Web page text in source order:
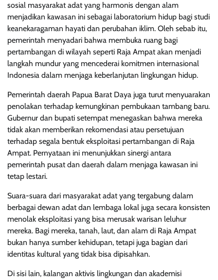
sosial masyarakat adat yang harmonis dengan alam
menjadikan kawasan ini sebagai laboratorium hidup bagi studi
keanekaragaman hayati dan perubahan iklim. Oleh sebab itu,
pemerintah menyadari bahwa membuka ruang bagi
pertambangan di wilayah seperti Raja Ampat akan menjadi
langkah mundur yang mencederai komitmen internasional
Indonesia dalam menjaga keberlanjutan lingkungan hidup.
Pemerintah daerah Papua Barat Daya juga turut menyuarakan
penolakan terhadap kemungkinan pembukaan tambang baru.
Gubernur dan bupati setempat menegaskan bahwa mereka
tidak akan memberikan rekomendasi atau persetujuan
terhadap segala bentuk eksploitasi pertambangan di Raja
Ampat. Pernyataan ini menunjukkan sinergi antara
pemerintah pusat dan daerah dalam menjaga kawasan ini
tetap lestari.
Suara-suara dari masyarakat adat yang tergabung dalam
berbagai dewan adat dan lembaga lokal juga secara konsisten
menolak eksploitasi yang bisa merusak warisan leluhur
mereka. Bagi mereka, tanah, laut, dan alam di Raja Ampat
bukan hanya sumber kehidupan, tetapi juga bagian dari
identitas kultural yang tidak bisa dipisahkan.
Di sisi lain, kalangan aktivis lingkungan dan akademisi